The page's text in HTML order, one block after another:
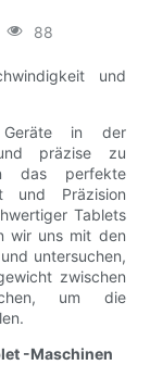
88
und
Geräte in der
präzise zu
das perfekte
und Präzision
Tablets
wir uns mit den
untersuchen,
zwischen
um die
-Maschinen